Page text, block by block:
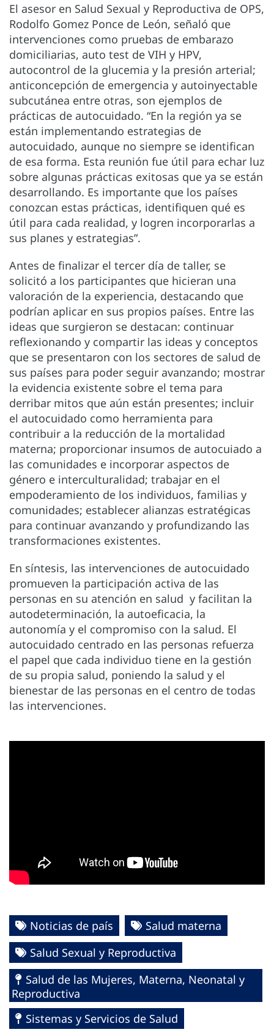
El asesor en Salud Sexual y Reproductiva de OPS,
Rodolfo Gomez Ponce de León, señaló que
intervenciones como pruebas de embarazo
domiciliarias, auto test de VIH y HPV,
autocontrol de la glucemia y la presión arterial;
anticoncepción de emergencia y autoinyectable
subcutánea entre otras, son ejemplos de
prácticas de autocuidado. “En la región ya se
están implementando estrategias de
autocuidado, aunque no siempre se identifican
de esa forma. Esta reunión fue útil para echar luz
sobre algunas prácticas exitosas que ya se están
desarrollando. Es importante que los países
conozcan estas prácticas, identifiquen qué es
útil para cada realidad, y logren incorporarlas a
sus planes y estrategias”.
Antes de finalizar el tercer día de taller, se
solicitó a los participantes que hicieran una
valoración de la experiencia, destacando que
podrían aplicar en sus propios países. Entre las
ideas que surgieron se destacan: continuar
reflexionando y compartir las ideas y conceptos
que se presentaron con los sectores de salud de
sus países para poder seguir avanzando; mostrar
la evidencia existente sobre el tema para
derribar mitos que aún están presentes; incluir
el autocuidado como herramienta para
contribuir a la reducción de la mortalidad
materna; proporcionar insumos de autocuiado a
las comunidades e incorporar aspectos de
género e interculturalidad; trabajar en el
empoderamiento de los individuos, familias y
comunidades; establecer alianzas estratégicas
para continuar avanzando y profundizando las
transformaciones existentes.
En síntesis, las intervenciones de autocuidado
promueven la participación activa de las
personas en su atención en salud y facilitan la
autodeterminación, la autoeficacia, la
autonomía y el compromiso con la salud. El
autocuidado centrado en las personas refuerza
el papel que cada individuo tiene en la gestión
de su propia salud, poniendo la salud y el
bienestar de las personas en el centro de todas
las intervenciones.
Noticias de país
Salud materna
Salud Sexual y Reproductiva
Salud de las Mujeres, Materna, Neonatal y
Reproductiva
Sistemas y Servicios de Salud